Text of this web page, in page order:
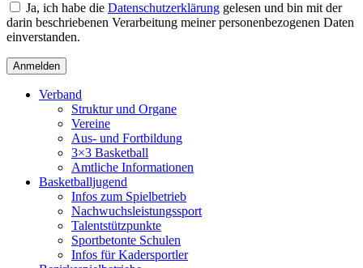
Ja, ich habe die Datenschutzerklärung gelesen und bin mit der
darin beschriebenen Verarbeitung meiner personenbezogenen Daten
einverstanden.
Verband
Struktur und Organe
Vereine
Aus- und Fortbildung
3×3 Basketball
Amtliche Informationen
Basketballjugend
Infos zum Spielbetrieb
Nachwuchsleistungssport
Talentstützpunkte
Sportbetonte Schulen
Infos für Kadersportler